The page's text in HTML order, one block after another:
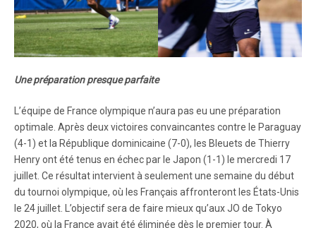
Une préparation presque parfaite
L’équipe de France olympique n’aura pas eu une préparation
optimale. Après deux victoires convaincantes contre le Paraguay
(4-1) et la République dominicaine (7-0), les Bleuets de Thierry
Henry ont été tenus en échec par le Japon (1-1) le mercredi 17
juillet. Ce résultat intervient à seulement une semaine du début
du tournoi olympique, où les Français affronteront les États-Unis
le 24 juillet. L’objectif sera de faire mieux qu’aux JO de Tokyo
2020, où la France avait été éliminée dès le premier tour. À